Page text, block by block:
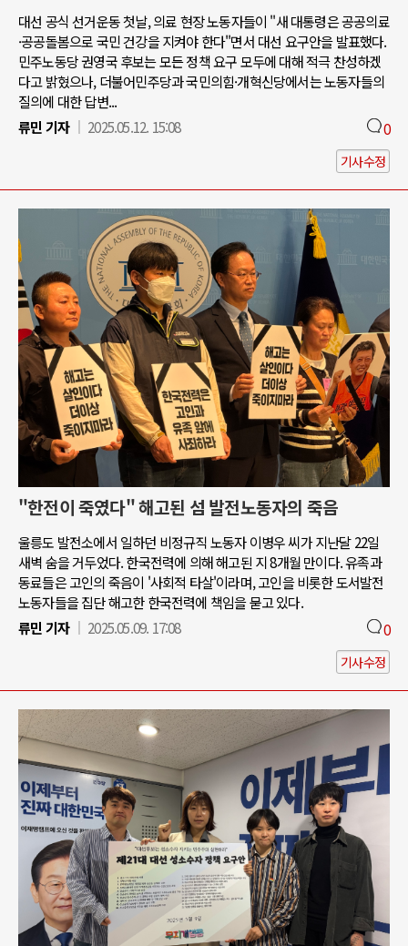
대선 공식 선거운동 첫날, 의료 현장 노동자들이 "새 대통령은 공공의료
·공공돌봄으로 국민 건강을 지켜야 한다"면서 대선 요구안을 발표했다.
민주노동당 권영국 후보는 모든 정책 요구 모두에 대해 적극 찬성하겠
다고 밝혔으나, 더불어민주당과 국민의힘·개혁신당에서는 노동자들의
질의에 대한 답변...
류민 기자
2025.05.12. 15:08 0
기사수정
"한전이 죽였다" 해고된 섬 발전노동자의 죽음
울릉도 발전소에서 일하던 비정규직 노동자 이병우 씨가 지난달 22일
새벽 숨을 거두었다. 한국전력에 의해 해고된 지 8개월 만이다. 유족과
동료들은 고인의 죽음이 '사회적 타살'이라며, 고인을 비롯한 도서발전
노동자들을 집단 해고한 한국전력에 책임을 묻고 있다.
류민 기자
2025.05.09. 17:08 0
기사수정